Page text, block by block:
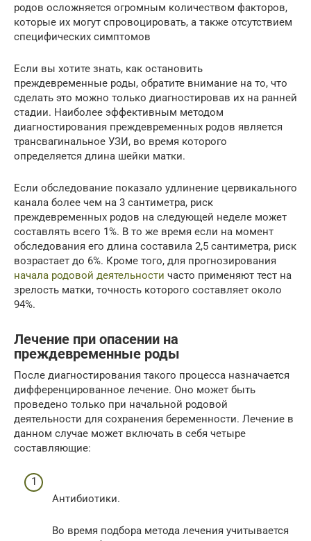
родов осложняется огромным количеством факторов,
которые их могут спровоцировать, а также отсутствием
специфических симптомов
Если вы хотите знать, как остановить
преждевременные роды, обратите внимание на то, что
сделать это можно только диагностировав их на ранней
стадии. Наиболее эффективным методом
диагностирования преждевременных родов является
трансвагинальное УЗИ, во время которого
определяется длина шейки матки.
Если обследование показало удлинение цервикального
канала более чем на 3 сантиметра, риск
преждевременных родов на следующей неделе может
составлять всего 1%. В то же время если на момент
обследования его длина составила 2,5 сантиметра, риск
возрастает до 6%. Кроме того, для прогнозирования
начала родовой деятельности часто применяют тест на
зрелость матки, точность которого составляет около
94%.
Лечение при опасении на
преждевременные роды
После диагностирования такого процесса назначается
дифференцированное лечение. Оно может быть
проведено только при начальной родовой
деятельности для сохранения беременности. Лечение в
данном случае может включать в себя четыре
составляющие:
Антибиотики.
Во время подбора метода лечения учитывается